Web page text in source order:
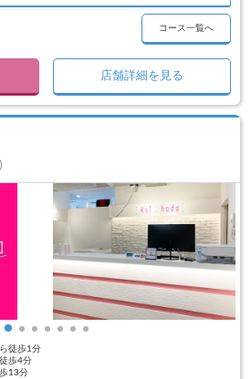
コース一覧へ
店舗詳細を見る
徒歩1分
歩4分
13分